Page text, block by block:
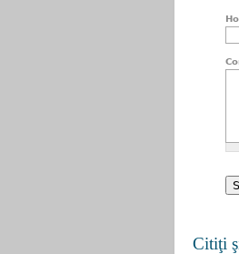
Citiţi